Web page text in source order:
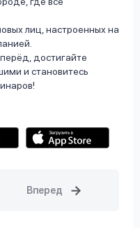
лиц, настроенных на
достигайте
и становитесь